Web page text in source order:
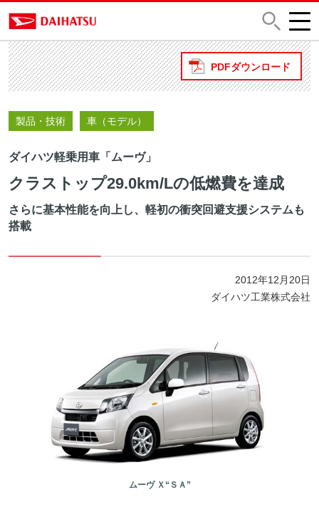
PDFダウンロード
製品・技術 車（モデル）
ダイハツ軽乗用車「ムーヴ」
クラストップ29.0km/Lの低燃費を達成
さらに基本性能を向上し、軽初の衝突回避支援システムも
搭載
2012年12月20日
ダイハツ工業株式会社
ムーヴ Ｘ“ＳＡ”